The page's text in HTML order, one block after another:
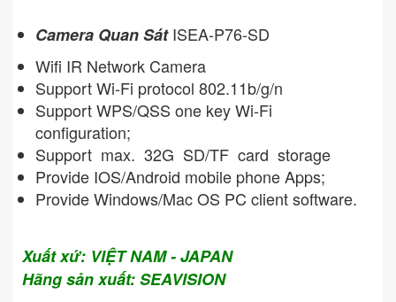
Camera Quan SátISEA-P76-SD
Wifi IR Network Camera
Support Wi-Fi protocol 802.11b/g/n
Support WPS/QSS one key Wi-Fi
configuration;
Support max. 32G SD/TF card storage
Provide IOS/Android mobile phone Apps;
Provide Windows/Mac OS PC client software.
Xuất xứ: VIỆT NAM - JAPAN
Hãng sản xuất: SEAVISION